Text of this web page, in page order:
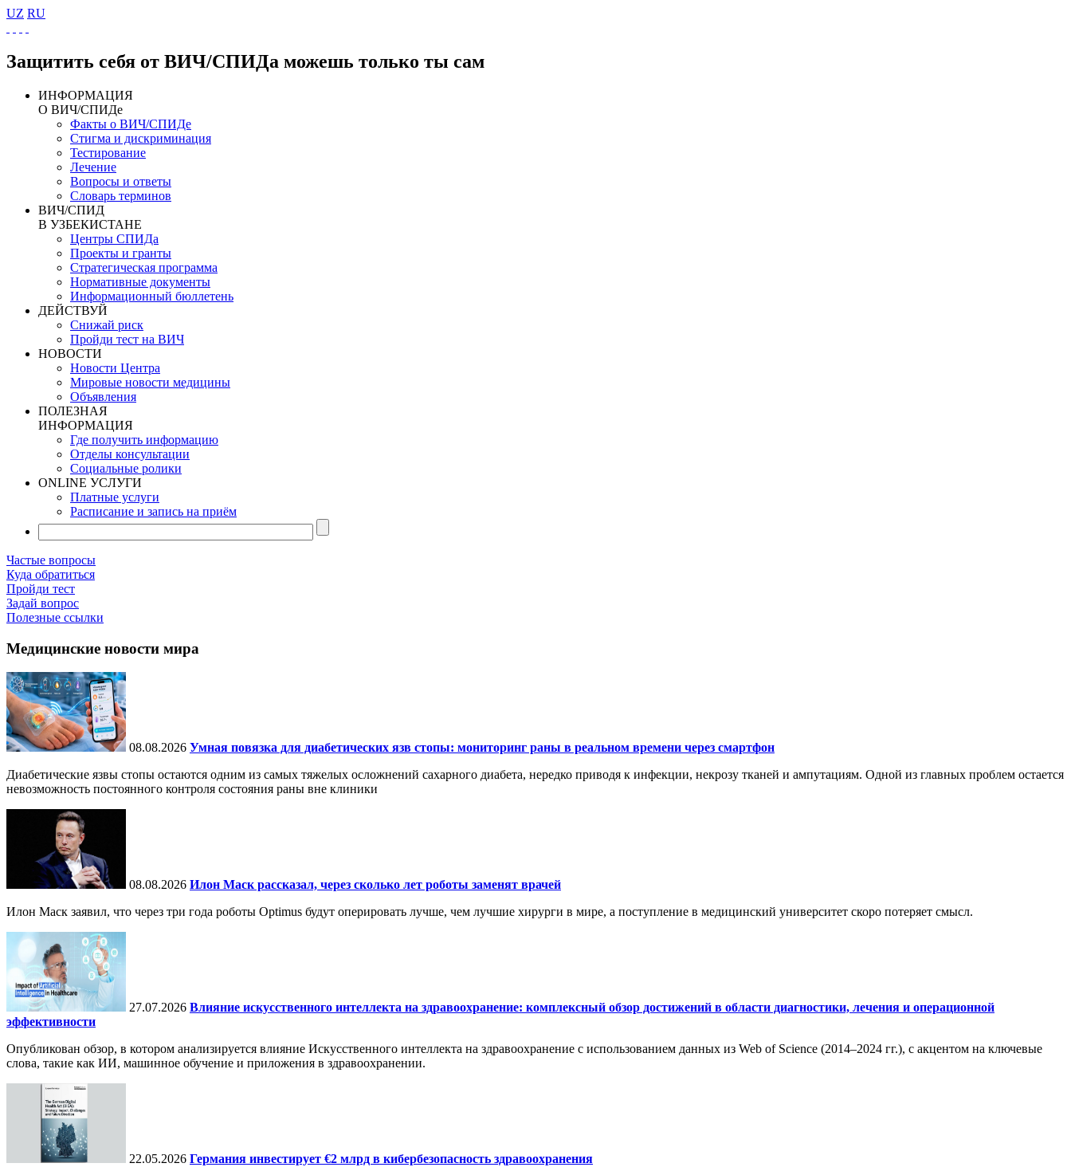
UZ RU
Защитить себя от ВИЧ/СПИДа можешь только ты сам
ИНФОРМАЦИЯ
О ВИЧ/СПИДе
Факты о ВИЧ/СПИДе
Стигма и дискриминация
Тестирование
Лечение
Вопросы и ответы
Словарь терминов
ВИЧ/СПИД
В УЗБЕКИСТАНЕ
Центры СПИДа
Проекты и гранты
Стратегическая программа
Нормативные документы
Информационный бюллетень
ДЕЙСТВУЙ
Снижай риск
Пройди тест на ВИЧ
НОВОСТИ
Новости Центра
Мировые новости медицины
Объявления
ПОЛЕЗНАЯ
ИНФОРМАЦИЯ
Где получить информацию
Отделы консультации
Социальные ролики
ONLINE УСЛУГИ
Платные услуги
Расписание и запись на приём
Частые вопросы
Куда обратиться
Пройди тест
Задай вопрос
Полезные ссылки
Медицинские новости мира
08.08.2026 Умная повязка для диабетических язв стопы: мониторинг раны в реальном времени через смартфон
Диабетические язвы стопы остаются одним из самых тяжелых осложнений сахарного диабета, нередко приводя к инфекции, некрозу тканей и ампутациям. Одной из главных проблем остается
невозможность постоянного контроля состояния раны вне клиники
08.08.2026 Илон Маск рассказал, через сколько лет роботы заменят врачей
Илон Маск заявил, что через три года роботы Optimus будут оперировать лучше, чем лучшие хирурги в мире, а поступление в медицинский университет скоро потеряет смысл.
27.07.2026 Влияние искусственного интеллекта на здравоохранение: комплексный обзор достижений в области диагностики, лечения и операционной
эффективности
Опубликован обзор, в котором анализируется влияние Искусственного интеллекта на здравоохранение с использованием данных из Web of Science (2014–2024 гг.), с акцентом на ключевые
слова, такие как ИИ, машинное обучение и приложения в здравоохранении.
22.05.2026 Германия инвестирует €2 млрд в кибербезопасность здравоохранения